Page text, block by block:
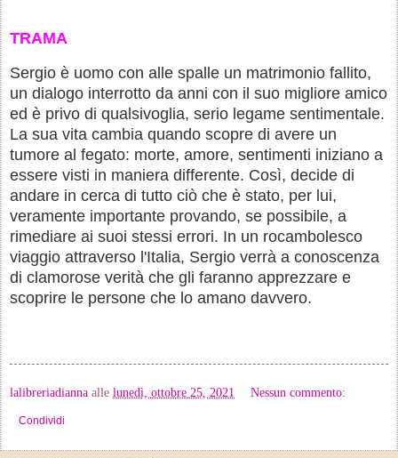
TRAMA
Sergio è uomo con alle spalle un matrimonio fallito,
un dialogo interrotto da anni con il suo migliore amico
ed è privo di qualsivoglia, serio legame sentimentale.
La sua vita cambia quando scopre di avere un
tumore al fegato: morte, amore, sentimenti iniziano a
essere visti in maniera differente. Così, decide di
andare in cerca di tutto ciò che è stato, per lui,
veramente importante provando, se possibile, a
rimediare ai suoi stessi errori. In un rocambolesco
viaggio attraverso l'Italia, Sergio verrà a conoscenza
di clamorose verità che gli faranno apprezzare e
scoprire le persone che lo amano davvero.
lalibreriadianna alle lunedì, ottobre 25, 2021 Nessun commento:
Condividi